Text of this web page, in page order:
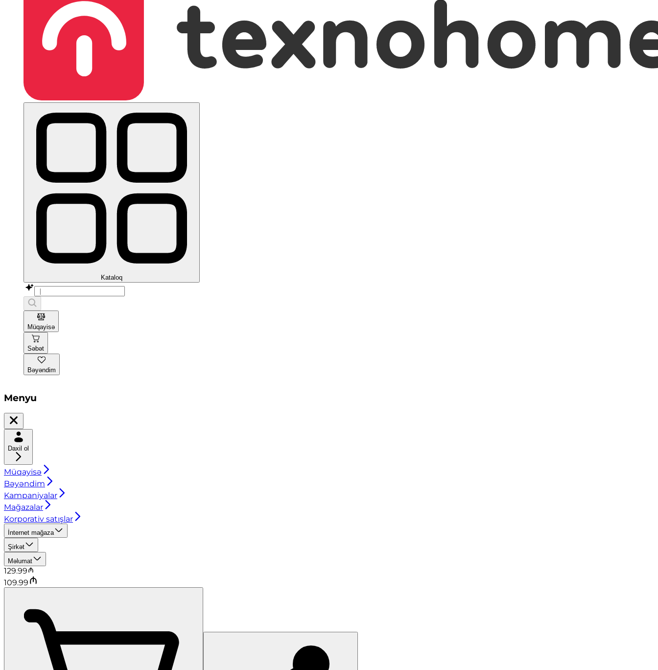
Kataloq
Müqayisə
Səbət
Bəyəndim
Menyu
Daxil ol
Müqayisə
Bəyəndim
Kampaniyalar
Mağazalar
Korporativ satışlar
İnternet mağaza
Şirkət
Məlumat
129.99
109.99